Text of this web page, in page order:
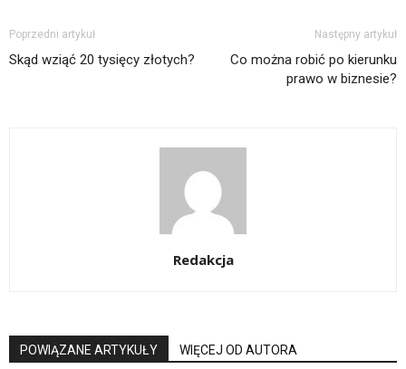
Poprzedni artykuł
Skąd wziąć 20 tysięcy złotych?
Następny artykuł
Co można robić po kierunku
prawo w biznesie?
Redakcja
POWIĄZANE ARTYKUŁY WIĘCEJ OD AUTORA